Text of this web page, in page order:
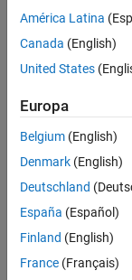
América Latina
Canada (English)
United States
Europa
Belgium (English)
Denmark (English)
Deutschland
España (Español)
Finland (English)
France (Français)
Trust Center
Datendiebstahl
© 1994-2026